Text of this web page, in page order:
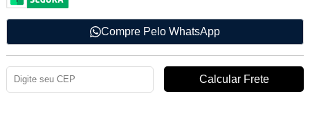
Compre Pelo WhatsApp